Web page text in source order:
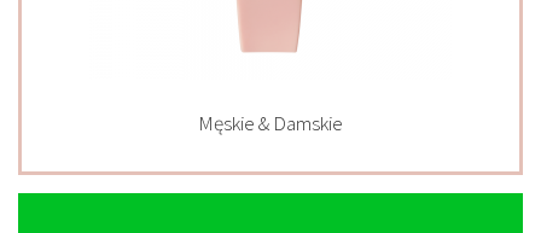
Męskie & Damskie